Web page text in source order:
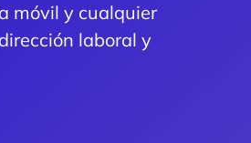
móvil y cualquier
laboral y